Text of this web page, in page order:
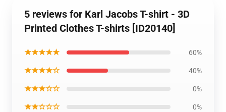
5 reviews for Karl Jacobs T-shirt - 3D
Printed Clothes T-shirts [ID20140]
★★★★★ 60%
★★★★☆ 40%
★★★☆☆ 0%
★★☆☆☆ 0%